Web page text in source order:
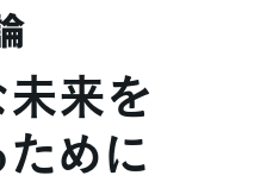
来を
めに